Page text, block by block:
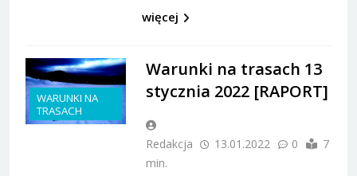
więcej
WARUNKI NA
TRASACH
Warunki na trasach 13
stycznia 2022 [RAPORT]
Redakcja 13.01.2022 0
7
min.